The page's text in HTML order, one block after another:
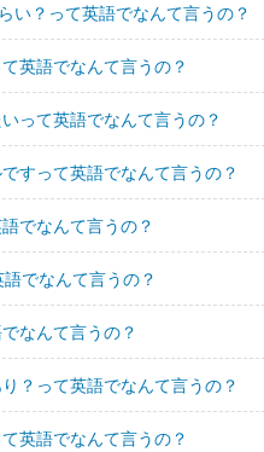
い？って英語でなんて言うの？
英語でなんて言うの？
って英語でなんて言うの？
すって英語でなんて言うの？
でなんて言うの？
でなんて言うの？
なんて言うの？
？って英語でなんて言うの？
英語でなんて言うの？